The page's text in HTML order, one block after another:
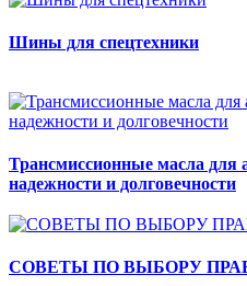
Шины для спецтехники
Трансмиссионные масла для
надежности и долговечности
СОВЕТЫ ПО ВЫБОРУ